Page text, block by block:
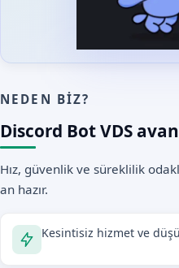
NEDEN BIZ?
Discord Bot VDS
Hız, güvenlik ve süreklilik
an hazır.
Kesintisiz hizmet ve